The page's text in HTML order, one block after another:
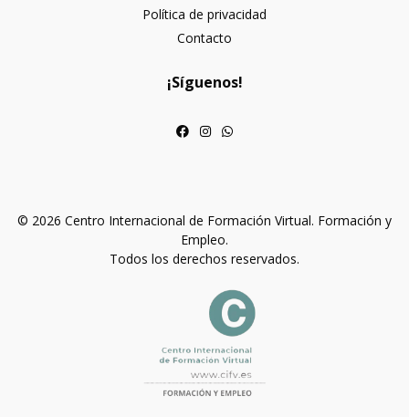
Política de privacidad
Contacto
¡Síguenos!
© 2026 Centro Internacional de Formación Virtual. Formación y
Empleo.
Todos los derechos reservados.